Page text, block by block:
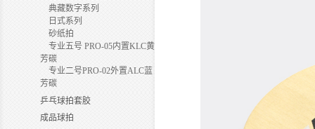
典藏数字系列
日式系列
砂纸拍
专业五号 PRO-05内置KLC黄
芳碳
专业二号PRO-02外置ALC蓝
芳碳
乒乓球拍套胶
成品球拍